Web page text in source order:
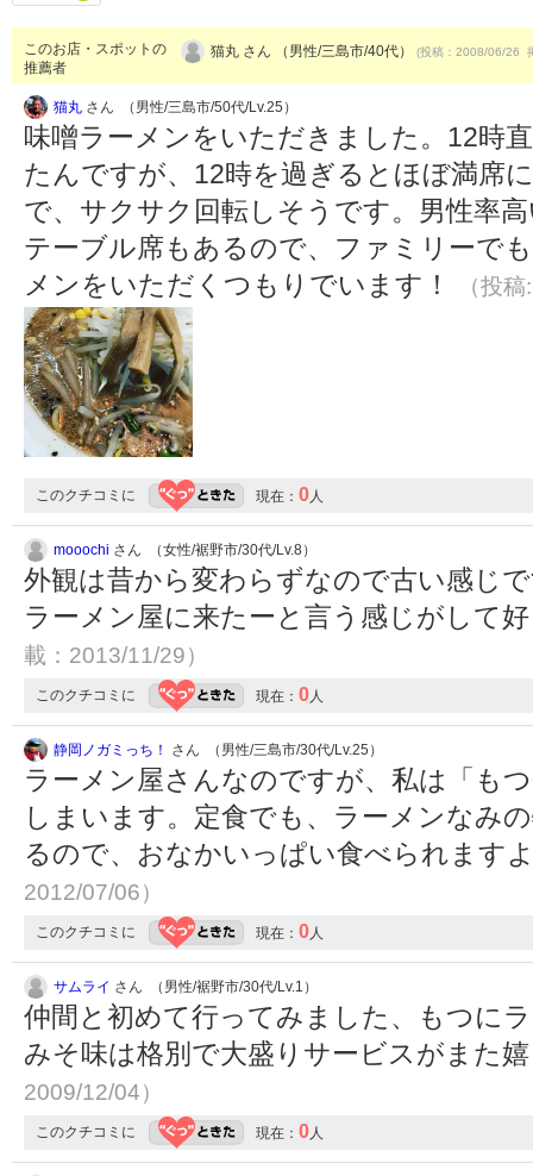
このお店・スポットの
推薦者
猫丸 さん （男性/三島市/40代） (投稿：2008/06/26
猫丸 さん （男性/三島市/50代/Lv.25）
味噌ラーメンをいただきました。12時
たんですが、12時を過ぎるとほぼ満席
で、サクサク回転しそうです。男性率
テーブル席もあるので、ファミリーで
メンをいただくつもりでいます！
（投
このクチコミに 現在： 0 人
mooochi さん （女性/裾野市/30代/Lv.8）
外観は昔から変わらずなので古い感じ
ラーメン屋に来たーと言う感じがして
載：2013/11/29）
このクチコミに 現在： 0 人
静岡ノガミっち！ さん （男性/三島市/30代/Lv.25）
ラーメン屋さんなのですが、私は「も
しまいます。定食でも、ラーメンなみ
るので、おなかいっぱい食べられます
2012/07/06）
このクチコミに 現在： 0 人
サムライ さん （男性/裾野市/30代/Lv.1）
仲間と初めて行ってみました、もつに
みそ味は格別で大盛りサービスがまた
2009/12/04）
このクチコミに 現在： 0 人